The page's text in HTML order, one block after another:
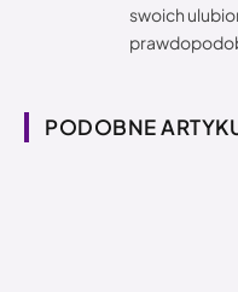
swoich
PODOBNE